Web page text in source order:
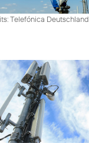
Telefónica Deutschland